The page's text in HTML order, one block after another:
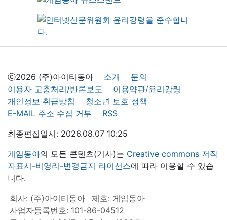
ⓒ2026 (주)아이티동아 소개
문의
이용자 고충처리/반론보도
이용약관/윤리강령
개인정보 취급방침
청소년 보호 정책
E-MAIL 주소 수집 거부
RSS
최종편집일시: 2026.08.07 10:25
게임동아의 모든 콘텐츠(기사)는 Creative commons 저작
자표시-비영리-변경금지 라이선스에 따라 이용할 수 있습
니다.
회사: (주)아이티동아
제호: 게임동아
사업자등록번호: 101-86-04512